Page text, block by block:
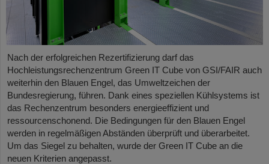
Nach der erfolgreichen Rezertifizierung darf das
Hochleistungsrechenzentrum Green IT Cube von GSI/FAIR auch
weiterhin den Blauen Engel, das Umweltzeichen der
Bundesregierung, führen. Dank eines speziellen Kühlsystems ist
das Rechenzentrum besonders energieeffizient und
ressourcenschonend. Die Bedingungen für den Blauen Engel
werden in regelmäßigen Abständen überprüft und überarbeitet.
Um das Siegel zu behalten, wurde der Green IT Cube an die
neuen Kriterien angepasst.